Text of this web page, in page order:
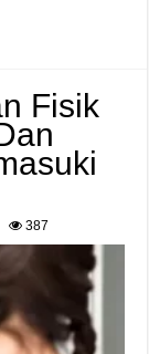
Fisik
387